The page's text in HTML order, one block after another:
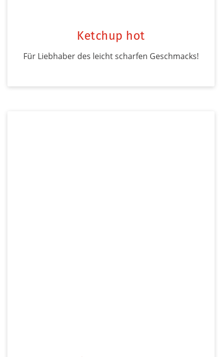
Ketchup hot
Für Liebhaber des leicht scharfen Geschmacks!